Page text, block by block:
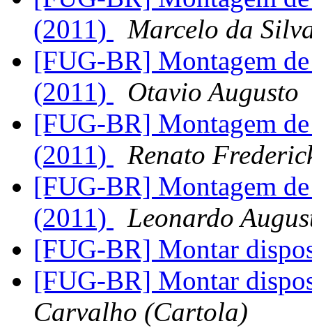
(2011)
Marcelo da
[FUG-BR] Montagem
(2011)
Otavio Augusto
[FUG-BR] Montagem
(2011)
Renato
[FUG-BR] Montagem
(2011)
Leonardo
[FUG-BR] Montar
[FUG-BR] Montar
Carvalho (Cartola)